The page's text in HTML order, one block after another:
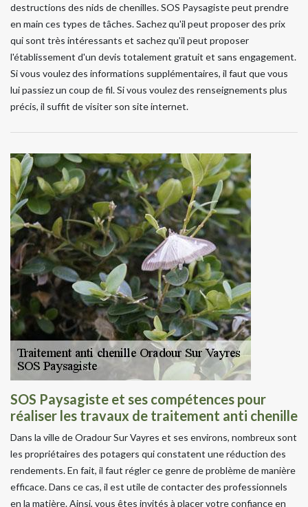
destructions des nids de chenilles. SOS Paysagiste peut prendre
en main ces types de tâches. Sachez qu'il peut proposer des prix
qui sont très intéressants et sachez qu'il peut proposer
l'établissement d'un devis totalement gratuit et sans engagement.
Si vous voulez des informations supplémentaires, il faut que vous
lui passiez un coup de fil. Si vous voulez des renseignements plus
précis, il suffit de visiter son site internet.
SOS Paysagiste et ses compétences pour
réaliser les travaux de traitement anti chenille
Dans la ville de Oradour Sur Vayres et ses environs, nombreux sont
les propriétaires des potagers qui constatent une réduction des
rendements. En fait, il faut régler ce genre de problème de manière
efficace. Dans ce cas, il est utile de contacter des professionnels
en la matière. Ainsi, vous êtes invités à placer votre confiance en